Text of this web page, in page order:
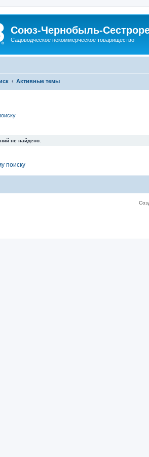
Союз-Чернобыль-
Садоводческое некоммерческое товарищество
Активные темы
не найдено.
поиску